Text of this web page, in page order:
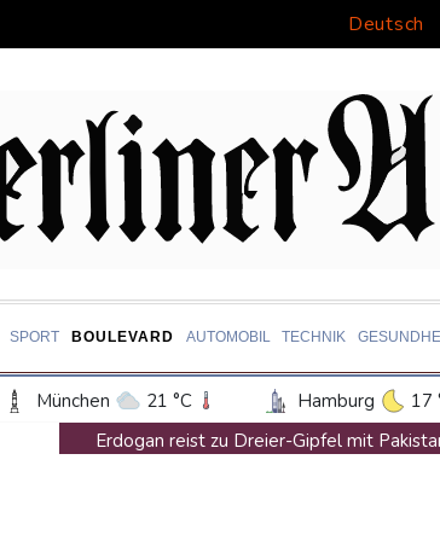
Deutsch
SPORT BOULEVARD AUTOMOBIL TECHNIK
München 21 °C Hamburg 17
Potsdam 21 °C
Erdogan reist zu Dreier-Gipfel mit